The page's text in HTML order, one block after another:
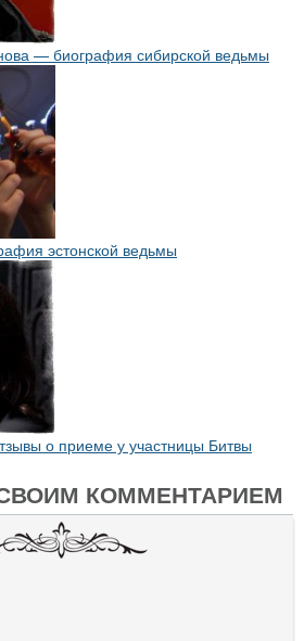
— биография сибирской ведьмы
эстонской ведьмы
о приеме у участницы Битвы
КОММЕНТАРИЕМ